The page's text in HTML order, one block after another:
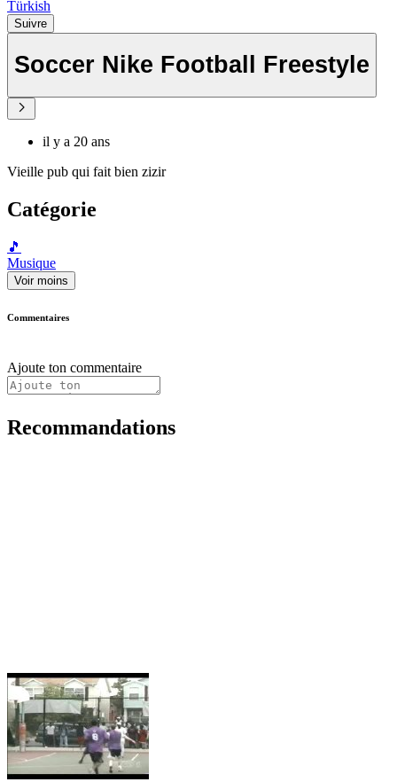
Türkish
Suivre
Soccer Nike Football Freestyle
il y a 20 ans
Vieille pub qui fait bien zizir
Catégorie
🎵
Musique
Voir moins
Commentaires
Ajoute ton commentaire
Recommandations